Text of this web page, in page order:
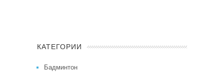
КАТЕГОРИИ
Бадминтон